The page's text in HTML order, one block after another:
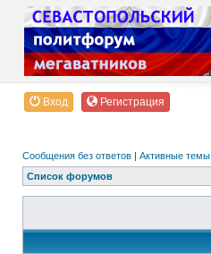
Вход Регистрация
Сообщения без ответов | Активные темы
Список форумов